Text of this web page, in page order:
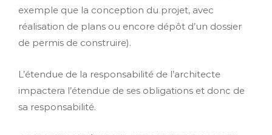
exemple que la conception du projet, avec
réalisation de plans ou encore dépôt d’un dossier
de permis de construire).
L’étendue de la responsabilité de l’architecte
impactera l’étendue de ses obligations et donc de
sa responsabilité.